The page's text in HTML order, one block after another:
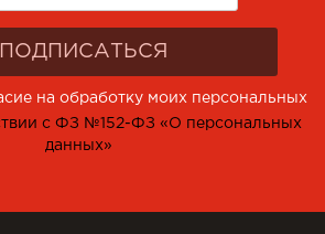
на обработку моих персональных
с ФЗ №152-ФЗ «О персональных
данных»